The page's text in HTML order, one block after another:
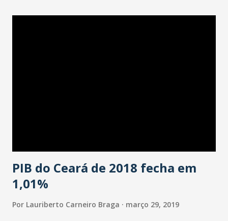
PIB do Ceará de 2018 fecha em
1,01%
Por Lauriberto Carneiro Braga março 29, 2019